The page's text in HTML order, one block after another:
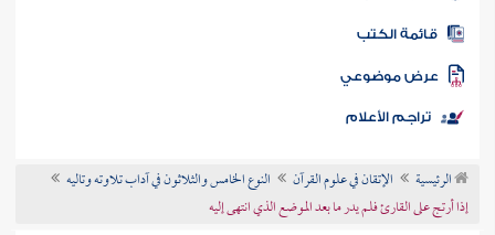
المكتبة
الكتب
موضوعي
تراجم الأعلام
الرئيسية الإتقان في علوم القرآن
النوع الخامس والثلاثون في آداب تلاوته وتاليه
إذا أرتج على القارئ فلم يدر ما بعد الموضع الذي انتهى إليه